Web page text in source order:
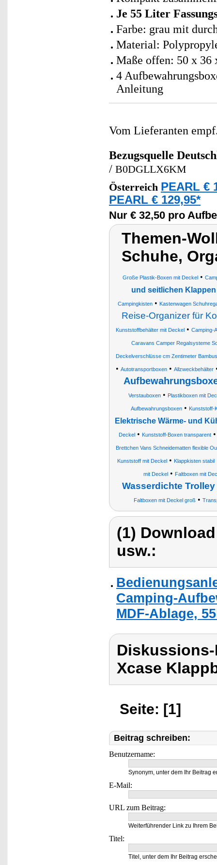
Je 55 Liter
Farbe: grau mit
Material:
Maße offen: 50 x 36
4
Anleitung
Vom Lieferanten
Bezugsquelle
/ B0DGLLX6KM
Österreich PEARL €
PEARL € 129,95*
Nur € 32,50 pro
Themen-
Schuhe,
Große Plastik-Boxen mit Deckel•
und seitlichen Klappen
Campingkisten• Kastenwagen
Reise-Organizer für
Kunststoffbehälter mit Deckel• Camping-
Caravans Camper Regalsysteme
Deckelverschlüsse cm Zentimeter
• Autotransportboxen • Allzweckbehälter
Verstauboxen • Plastikboxen mit
Aufbewahrungsboxen• Kunststoff-
Elektrische Wärme- und
Deckel• Kunststoff-Boxen transparent
Brettchen Vans Schneidematten flexible
Kunststoff mit Deckel• Klappkisten stabil
mit Deckel• Faltboxen mit
Wasserdichte
Faltboxen mit Deckel groß •
(1)
usw.:
Camping-
MDF-Ablage,
Xcase
Seite: [1]
Beitrag schreiben:
Benutzername:
Synonym, unter dem Ihr Beitrag
E-Mail:
URL zum Beitrag:
Weiterführender Link zu Ihrem
Titel:
Titel, unter dem Ihr Beitrag